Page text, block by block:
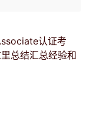
认证考
总结汇总经验和